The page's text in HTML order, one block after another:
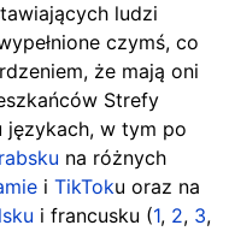
ludzi
czymś, co
że mają oni
Strefy
językach, w tym po
na różnych
i TikToku oraz na
i francusku (1, 2, 3,